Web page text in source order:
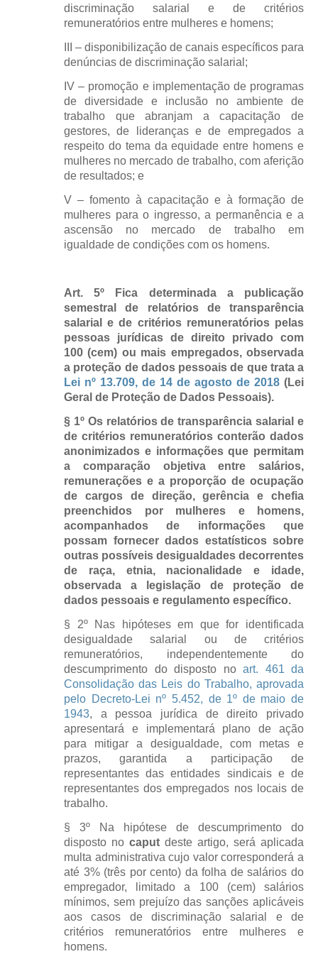
discriminação salarial e de critérios
remuneratórios entre mulheres e homens;
III – disponibilização de canais específicos para
denúncias de discriminação salarial;
IV – promoção e implementação de programas
de diversidade e inclusão no ambiente de
trabalho que abranjam a capacitação de
gestores, de lideranças e de empregados a
respeito do tema da equidade entre homens e
mulheres no mercado de trabalho, com aferição
de resultados; e
V – fomento à capacitação e à formação de
mulheres para o ingresso, a permanência e a
ascensão no mercado de trabalho em
igualdade de condições com os homens.
Art. 5º Fica determinada a publicação
semestral de relatórios de transparência
salarial e de critérios remuneratórios pelas
pessoas jurídicas de direito privado com
100 (cem) ou mais empregados, observada
a proteção de dados pessoais de que trata a
Lei nº 13.709, de 14 de agosto de 2018 (Lei
Geral de Proteção de Dados Pessoais).
§ 1º Os relatórios de transparência salarial e
de critérios remuneratórios conterão dados
anonimizados e informações que permitam
a comparação objetiva entre salários,
remunerações e a proporção de ocupação
de cargos de direção, gerência e chefia
preenchidos por mulheres e homens,
acompanhados de informações que
possam fornecer dados estatísticos sobre
outras possíveis desigualdades decorrentes
de raça, etnia, nacionalidade e idade,
observada a legislação de proteção de
dados pessoais e regulamento específico.
§ 2º Nas hipóteses em que for identificada
desigualdade salarial ou de critérios
remuneratórios, independentemente do
descumprimento do disposto no art. 461 da
Consolidação das Leis do Trabalho, aprovada
pelo Decreto-Lei nº 5.452, de 1º de maio de
1943, a pessoa jurídica de direito privado
apresentará e implementará plano de ação
para mitigar a desigualdade, com metas e
prazos, garantida a participação de
representantes das entidades sindicais e de
representantes dos empregados nos locais de
trabalho.
§ 3º Na hipótese de descumprimento do
disposto no caput deste artigo, será aplicada
multa administrativa cujo valor corresponderá a
até 3% (três por cento) da folha de salários do
empregador, limitado a 100 (cem) salários
mínimos, sem prejuízo das sanções aplicáveis
aos casos de discriminação salarial e de
critérios remuneratórios entre mulheres e
homens.